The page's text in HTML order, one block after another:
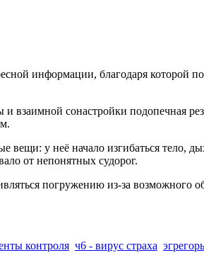
информации, благодаря которой
взаимной сонастройки подопечная
у неё начало изгибаться тело,
от непонятных судорог.
погружению из-за
контроля ч6 - вирус страха